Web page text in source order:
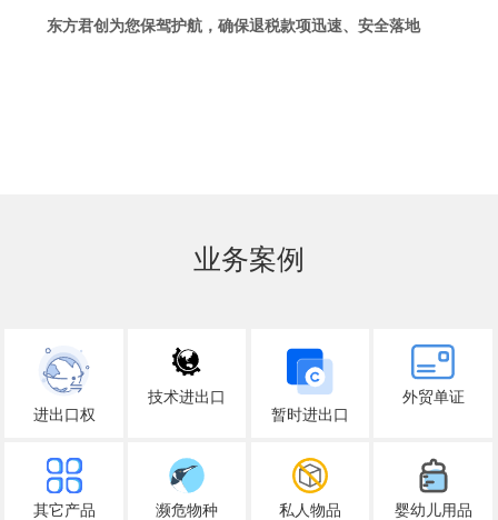
东方君创 为您保驾护航，确保退税款项迅速、安全落地
业务案例
进出口权
技术进出口
暂时进出口
外贸单证
其它产品 濒危物种 私人物品 婴幼儿用品